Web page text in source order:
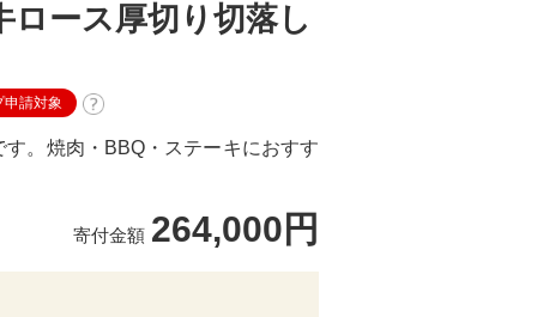
ッ
ロース厚切り切落し
申請対象
。焼肉・BBQ・ステーキにおすす
寄付金額 264,000円